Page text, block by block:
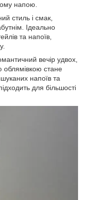
напою.
стиль і смак,
Ідеально
та напоїв,
вечір удвох,
облямівкою стане
напоїв та
для більшості